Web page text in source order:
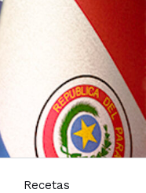
Recetas